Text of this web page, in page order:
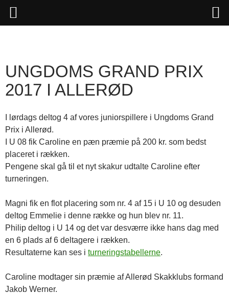
UNGDOMS GRAND PRIX
2017 I ALLERØD
I lørdags deltog 4 af vores juniorspillere i Ungdoms Grand
Prix i Allerød.
I U 08 fik Caroline en pæn præmie på 200 kr. som bedst
placeret i rækken.
Pengene skal gå til et nyt skakur udtalte Caroline efter
turneringen.
Magni fik en flot placering som nr. 4 af 15 i U 10 og desuden
deltog Emmelie i denne række og hun blev nr. 11.
Philip deltog i U 14 og det var desværre ikke hans dag med
en 6 plads af 6 deltagere i rækken.
Resultaterne kan ses i turneringstabellerne.
Caroline modtager sin præmie af Allerød Skakklubs formand
Jakob Werner.